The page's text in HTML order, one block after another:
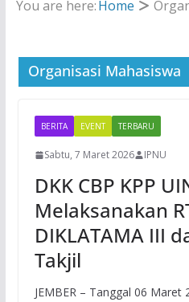
You are here:Home
Organisasi Mahasiswa
BERITA EVENT TERBARU
Sabtu, 7 Maret 2026 IPNU
DKK CBP KPP
Melaksanakan
DIKLATAMA III
Takjil
JEMBER – Tanggal 06 Maret